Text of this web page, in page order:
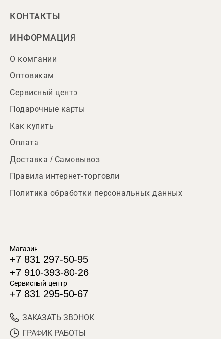
КОНТАКТЫ
ИНФОРМАЦИЯ
О компании
Оптовикам
Сервисный центр
Подарочные карты
Как купить
Оплата
Доставка / Самовывоз
Правила интернет-торговли
Политика обработки персональных данных
Магазин
+7 831 297-50-95
+7 910-393-80-26
Сервисный центр
+7 831 295-50-67
ЗАКАЗАТЬ ЗВОНОК
ГРАФИК РАБОТЫ